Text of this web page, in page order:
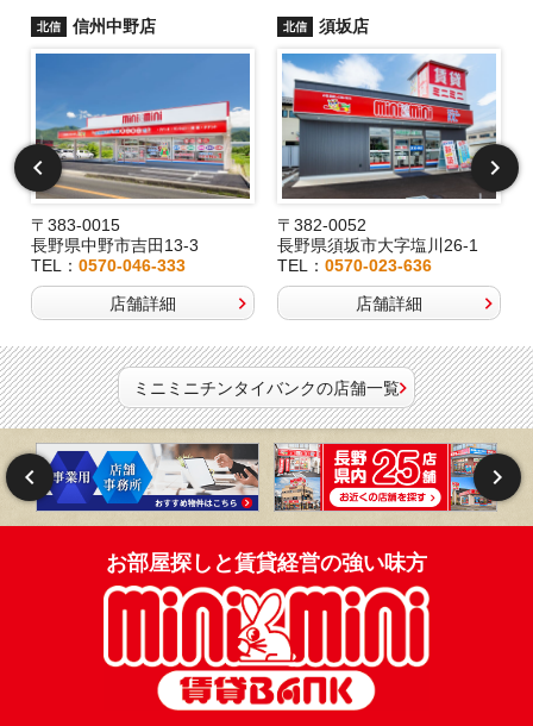
北信 信州中野店
〒383-0015
長野県中野市吉田13-3
TEL： 0570-046-333
店舗詳細
北信 須坂店
〒382-0052
長野県須坂市大字塩川26-1
TEL：0570-023-636
店舗詳細
ミニミニチンタイバンクの店舗一覧
お部屋探しと賃貸経営の強い味方